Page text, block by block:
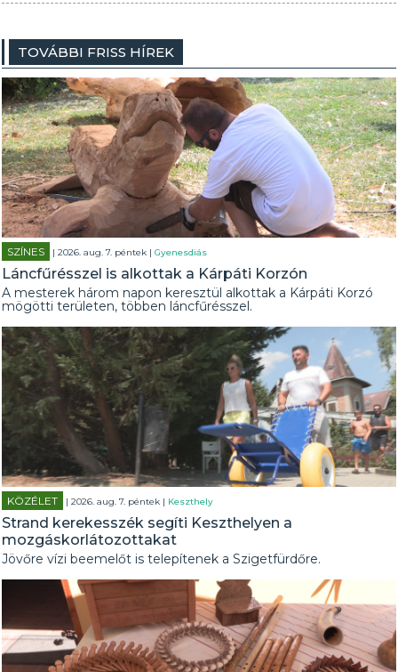
TOVÁBBI FRISS HÍREK
SZÍNES | 2026. aug. 7. péntek |Gyenesdiás
Láncfűrésszel is alkottak a Kárpáti Korzón
A mesterek három napon keresztül alkottak a Kárpáti Korzó
mögötti területen, többen láncfűrésszel.
KÖZÉLET | 2026. aug. 7. péntek | Keszthely
Strand kerekesszék segíti Keszthelyen a
mozgáskorlátozottakat
Jövőre vízi beemelőt is telepítenek a Szigetfürdőre.